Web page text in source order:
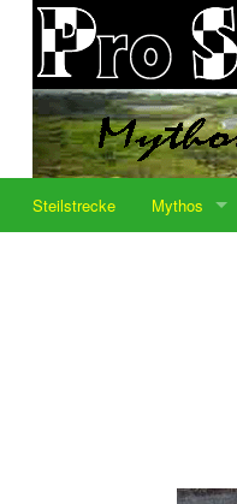
Steilstrecke Mythos